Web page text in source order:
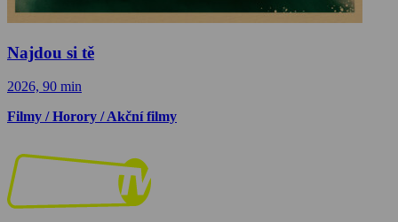
Najdou si tě
2026, 90 min
Filmy / Horory / Akční filmy